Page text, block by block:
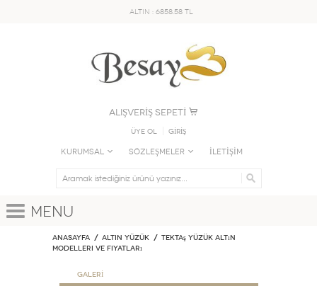
ALTIN : 6858.58 TL
ALIŞVERİŞ SEPETİ
Üye Ol GİRİŞ
KURUMSAL SÖZLEŞMELER İLETİŞİM
Menu
Anasayfa ALTIN YÜZÜK
Tektaş Yüzük Altın
Modelleri ve Fiyatları
GALERİ